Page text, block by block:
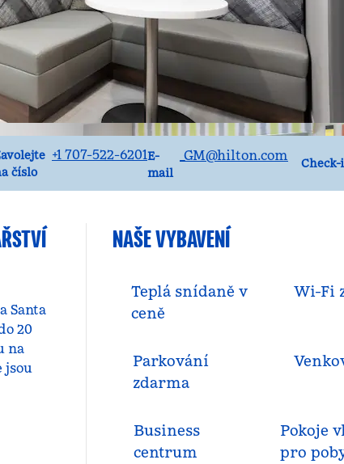
číslo
+1 707-522-6201E-
mail
E-mailSTSBA
_GM@hilton.com
Santa
20
na
jsou
NAŠE VYBAVENÍ
Teplá snídaně v
ceně
Wi-Fi
Parkování
zdarma
Business
centrum
Pokoje
pro